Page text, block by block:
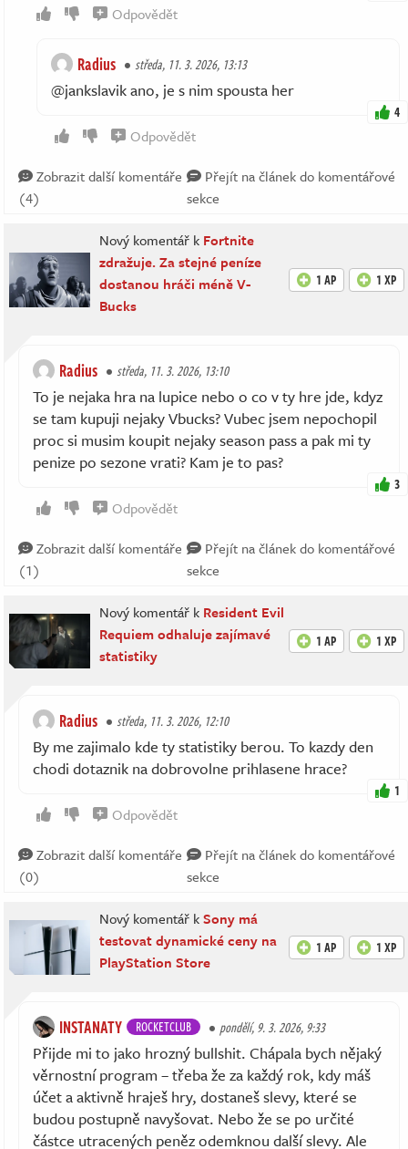
Odpovědět
Radius středa, 11. 3. 2026, 13:13
@jankslavik ano, je s nim spousta her
4
Odpovědět
Zobrazit další komentáře
(4)
Přejít na článek do komentářové
sekce
Nový komentář k Fortnite
zdražuje. Za stejné peníze
dostanou hráči méně V-
Bucks
1 AP 1 XP
Radius středa, 11. 3. 2026, 13:10
To je nejaka hra na lupice nebo o co v ty hre jde, kdyz
se tam kupuji nejaky Vbucks? Vubec jsem nepochopil
proc si musim koupit nejaky season pass a pak mi ty
penize po sezone vrati? Kam je to pas?
3
Odpovědět
Zobrazit další komentáře
(1)
Přejít na článek do komentářové
sekce
Nový komentář k Resident Evil
Requiem odhaluje zajímavé
statistiky
1 AP 1 XP
Radius středa, 11. 3. 2026, 12:10
By me zajimalo kde ty statistiky berou. To kazdy den
chodi dotaznik na dobrovolne prihlasene hrace?
1
Odpovědět
Zobrazit další komentáře
(0)
Přejít na článek do komentářové
sekce
Nový komentář kSony má
testovat dynamické ceny na
PlayStation Store
1 AP 1 XP
INSTANATY ROCKETCLUB pondělí, 9. 3. 2026, 9:33
Přijde mi to jako hrozný bullshit. Chápala bych nějaký
věrnostní program – třeba že za každý rok, kdy máš
účet a aktivně hraješ hry, dostaneš slevy, které se
budou postupně navyšovat. Nebo že se po určité
částce utracených peněz odemknou další slevy. Ale